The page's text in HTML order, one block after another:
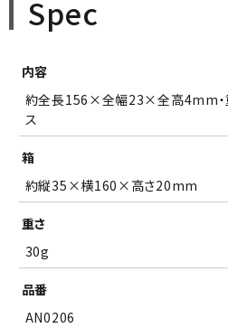
Spec
内容
約全長156×全幅23×全高4mm・重
ス
箱
約縦35×横160×高さ20mm
重さ
30g
品番
AN0206